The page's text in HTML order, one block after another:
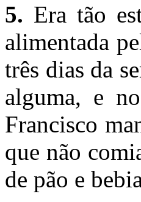
5. Era tão
alimentada
três dias da
alguma, e
Francisco
que não
de pão e